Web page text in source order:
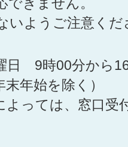
できません。
いようご注意くだ
日 9時00分から
末年始を除く）
よっては、窓口受